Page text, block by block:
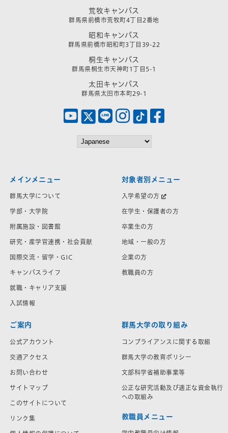
荒牧キャンパス
群馬県前橋市荒牧町4丁目2番地
昭和キャンパス
群馬県前橋市昭和町3丁目39-22
桐生キャンパス
群馬県桐生市天神町1丁目5-1
太田キャンパス
群馬県太田市本町29-1
メインメニュー
群馬大学について
学部・大学院
附属施設・図書館
研究・産学官連携・社会貢献
国際交流・留学・GIC
キャンパスライフ
就職・キャリア支援
入試情報
対象者別メニュー
入学希望の方
在学生・保護者の方
卒業生の方
地域・一般の方
企業の方
教職員の方
ご案内
公式アカウント
交通アクセス
お問い合わせ
サイトマップ
このサイトについて
リンク集
群馬大学の取り組み
コンプライアンスに関する取組
群馬大学の教育ポリシー
文部科学省補助事業等
公正な研究活動及び適正な資金執行
への取組み
教職員メニュー